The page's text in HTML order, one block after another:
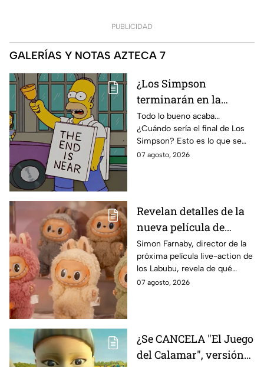
PUBLICIDAD
GALERÍAS Y NOTAS AZTECA 7
¿Los Simpson
terminarán en la
temporada 40? Actriz
de Bart Simpson da
IMPACTANTE
declaración
Todo lo bueno acaba...
¿Cuándo sería el final de Los
Simpson? Esto es lo que se
sabe:
07 agosto, 2026
Revelan detalles de la
nueva película de
Labubu: de qué tratará
y cuándo se estrena
Simon Farnaby, director de la
próxima película live-action de
los Labubu, revela de qué
tratará la cinta. Aquí te
07 agosto, 2026
¿Se CANCELA "El Juego
del Calamar", versión